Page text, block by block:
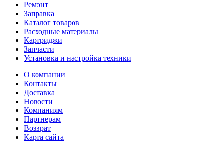
Ремонт
Заправка
Каталог товаров
Расходные материалы
Картриджи
Запчасти
Установка и настройка техники
О компании
Контакты
Доставка
Новости
Компаниям
Партнерам
Возврат
Карта сайта